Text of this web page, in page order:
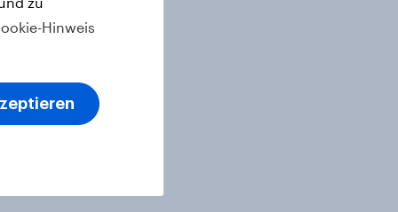
Hinweis